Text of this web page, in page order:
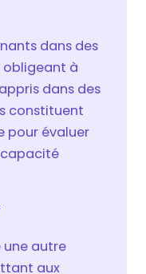
dans des
obligeant à
dans des
constituent
pour évaluer
une autre
aux